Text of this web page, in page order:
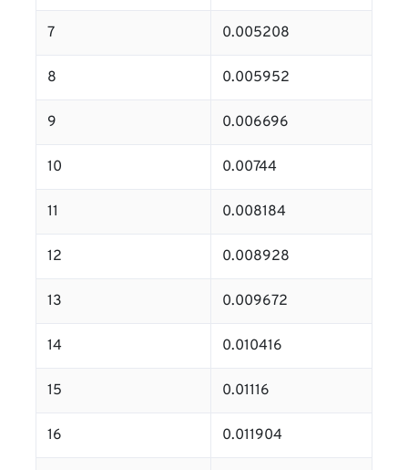
7 0.005208
8 0.005952
9 0.006696
10 0.00744
11 0.008184
12 0.008928
13 0.009672
14 0.010416
15 0.01116
16 0.011904